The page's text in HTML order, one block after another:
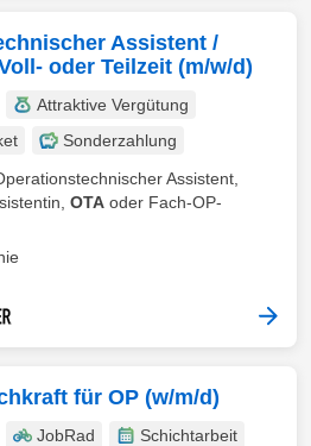
Assistent /
oder Teilzeit (m/w/d)
Attraktive Vergütung
Sonderzahlung
Assistent,
OTA oder Fach-OP-
für OP (w/m/d)
JobRad
Schichtarbeit